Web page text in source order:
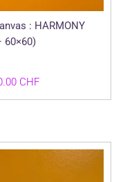
: HARMONY
60×60)
CHFPlage
de
à
480.00 CHF